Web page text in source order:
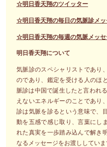
☆明日香天翔のツイッター
☆明日香天翔の毎日の気脈診メ
☆明日香天翔の毎週の気脈メッセ
明日香天翔について
気脈診のスペシャリストであり
のであり、鑑定を受ける人のほ
脈診は中国で誕生したと言われ
えないエネルギーのことであり
診は気脈を診るという意味で、
動を五感で感じ取り、言葉にし
れた真実を一歩踏み込んで解き
なるメッセージをお渡ししていま